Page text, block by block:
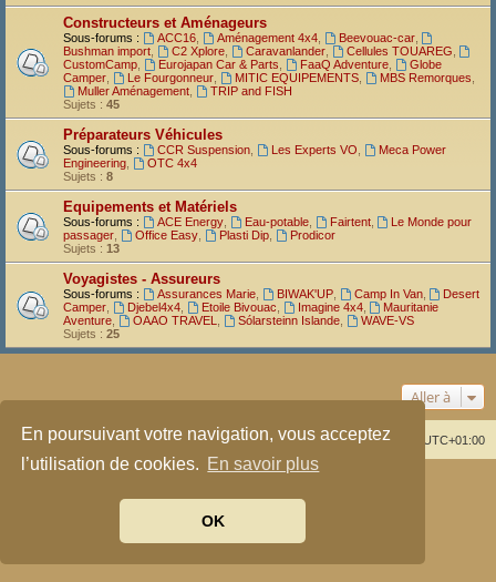
En poursuivant votre navigation, vous acceptez
l’utilisation de cookies. En savoir plus
OK
Constructeurs et Aménageurs
Sous-forums : ACC16, Aménagement 4x4, Beevouac-car,
Bushman import
C2 Xplore, Caravanlander, Cellules TOUAREG
CustomCamp
Eurojapan Car & Parts FaaQ Adventure,
Globe
Camper
Le Fourgonneur, MITIC EQUIPEMENTS, MBS Remorques
Muller Aménagement,
TRIP and FISH
Sujets : 45
Préparateurs Véhicules
Sous-forums : CCR Suspension, Les Experts VO
Meca Power
Engineering
OTC 4x4
Sujets : 8
Equipements et Matériels
Sous-forums : ACE Energy, Eau-potable, Fairtent,
Le Monde pour
passager
Office Easy, Plasti Dip,
Prodicor
Sujets : 13
Voyagistes - Assureurs
Sous-forums : Assurances Marie, BIWAK'UP, Camp In Van,
Desert
Camper
Djebel4x4, Etoile Bivouac Imagine 4x4,
Mauritanie
Aventure
OAAO TRAVEL Sólarsteinn Islande,
WAVE-VS
Sujets : 25
Aller à
Index du forum Heures au format UTC+01:00
Supprimer les cookies
Traduit parphpBB-fr.com
Confidentialité